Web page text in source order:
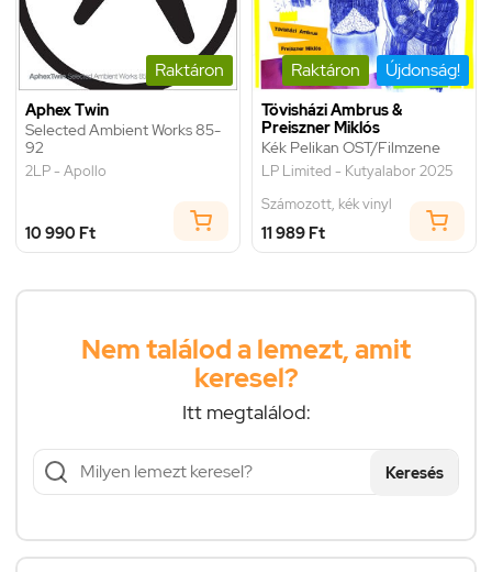
Raktáron
Aphex Twin
Selected Ambient Works 85-
92
2LP - Apollo
10 990 Ft
Raktáron Újdonság!
Tövisházi Ambrus &
Preiszner Miklós
Kék Pelikan OST/Filmzene
LP Limited - Kutyalabor 2025
Számozott, kék vinyl
11 989 Ft
Nem találod a lemezt, amit
keresel?
Itt megtalálod:
Keresés